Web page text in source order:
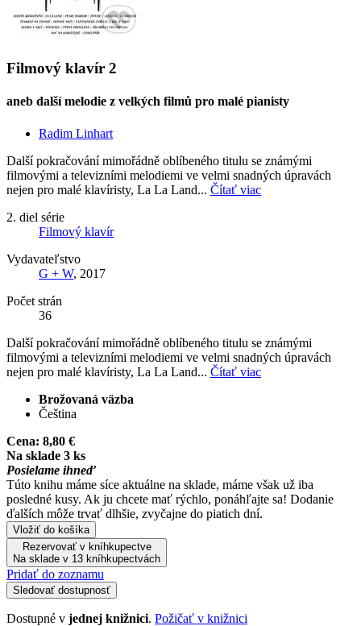
Filmový klavír 2
aneb další melodie z velkých filmů pro malé pianisty
Radim Linhart
Další pokračování mimořádně oblíbeného titulu se známými
filmovými a televizními melodiemi ve velmi snadných úpravách
nejen pro malé klavíristy, La La Land... Čítať viac
2. diel série
Filmový klavír
Vydavateľstvo
G + W, 2017
Počet strán
36
Další pokračování mimořádně oblíbeného titulu se známými
filmovými a televizními melodiemi ve velmi snadných úpravách
nejen pro malé klavíristy, La La Land... Čítať viac
Brožovaná väzba
Čeština
Cena: 8,80 €
Na sklade 3 ks
Posielame ihneď
Túto knihu máme síce aktuálne na sklade, máme však už iba
posledné kusy. Ak ju chcete mať rýchlo, ponáhľajte sa! Dodanie
ďalších môže trvať dlhšie, zvyčajne do piatich dní.
Vložiť do košíka
Rezervovať v kníhkupectve
Na sklade v 13 kníhkupectvách
Pridať do zoznamu
Sledovať dostupnosť
Dostupné v jednej knižnici. Požičať v knižnici